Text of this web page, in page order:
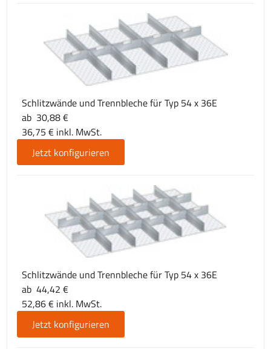
Schlitzwände und Trennbleche für Typ 54 x 36E
ab 30,88 €
36,75 € inkl. MwSt.
Jetzt konfigurieren
Schlitzwände und Trennbleche für Typ 54 x 36E
ab 44,42 €
52,86 € inkl. MwSt.
Jetzt konfigurieren